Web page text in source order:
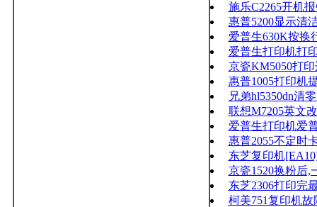
施乐C2265开机
惠普5200显示清
爱普生630K按换
爱普生打印机打
京瓷KM5050打
惠普1005打印机
兄弟hl5350dn清
联想M7205英文
爱普生打印机爱
惠普2055不定时
东芝复印机
京瓷1520换粉后,
东芝2306打印完
柯美751复印机故